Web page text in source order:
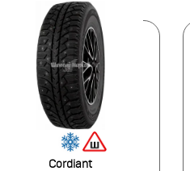
Cordiant